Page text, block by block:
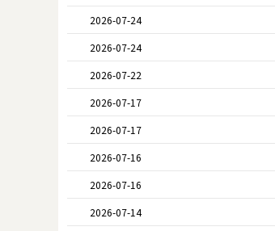
2026-07-24
2026-07-24
2026-07-22
2026-07-17
2026-07-17
2026-07-16
2026-07-16
2026-07-14